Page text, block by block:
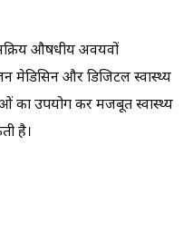
औषधीय अवयवों
मेडिसिन और डिजिटल स्वास्थ्य
का उपयोग कर मजबूत स्वास्थ्य
है।